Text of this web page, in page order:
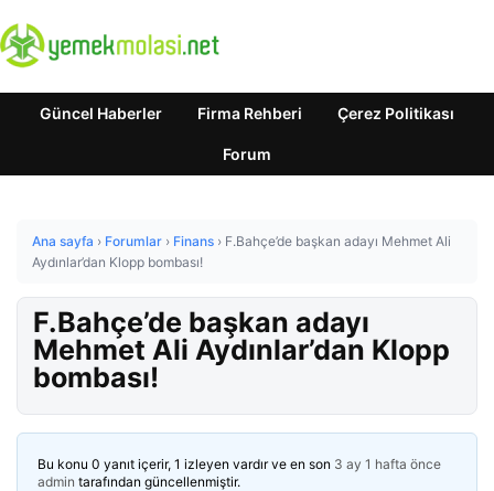
Güncel Haberler Firma Rehberi Çerez Politikası
Forum
Ana sayfa › Forumlar › Finans › F.Bahçe’de başkan adayı Mehmet Ali
Aydınlar’dan Klopp bombası!
F.Bahçe’de başkan adayı
Mehmet Ali Aydınlar’dan Klopp
bombası!
Bu konu 0 yanıt içerir, 1 izleyen vardır ve en son 3 ay 1 hafta önce
admin tarafından güncellenmiştir.